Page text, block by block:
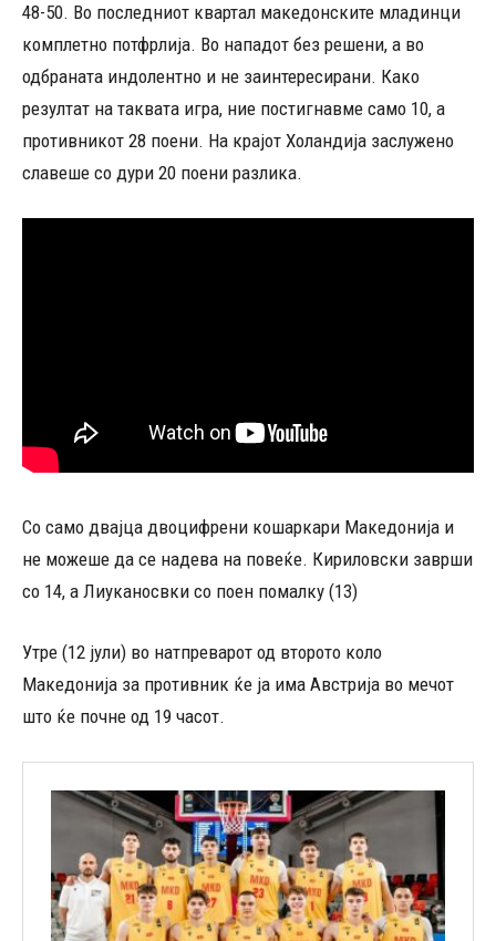
48-50. Во последниот квартал македонските младинци
комплетно потфрлија. Во нападот без решени, а во
одбраната индолентно и не заинтересирани. Како
резултат на таквата игра, ние постигнавме само 10, а
противникот 28 поени. На крајот Холандија заслужено
славеше со дури 20 поени разлика.
Со само двајца двоцифрени кошаркари Македонија и
не можеше да се надева на повеќе. Кириловски заврши
со 14, а Лиуканосвки со поен помалку (13)
Утре (12 јули) во натпреварот од второто коло
Македонија за противник ќе ја има Австрија во мечот
што ќе почне од 19 часот.